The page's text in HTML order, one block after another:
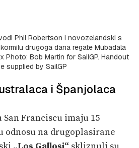
Phil Robertson i novozelandski s
drugoga dana regate Mubadala
Photo: Bob Martin for SailGP. Handout
supplied by SailGP
i Španjolaca
Franciscu imaju 15
odnosu na drugoplasirane